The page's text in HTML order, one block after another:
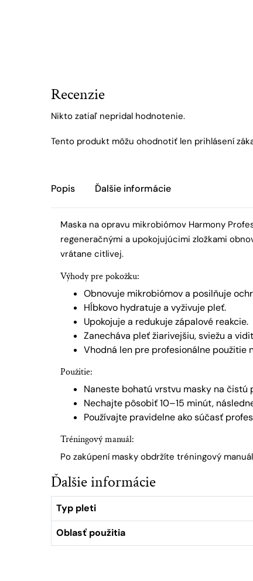
Recenzie
Nikto zatiaľ nepridal hodnotenie.
Tento produkt môžu ohodnotiť len prihlásení
Popis Ďalšie informácie
Maska na opravu mikrobiómov Harmony
regeneračnými a upokojujúcimi zložkami
vrátane citlivej.
Výhody pre pokožku:
Obnovuje mikrobiómov a posilňuje
Hĺbkovo hydratuje a vyživuje pleť.
Upokojuje a redukuje zápalové reakcie.
Zanecháva pleť žiarivejšiu, sviežu a
Vhodná len pre profesionálne použitie
Použitie:
Naneste bohatú vrstvu masky na čistú
Nechajte pôsobiť 10–15 minút,
Používajte pravidelne ako súčasť
Tréningový manuál:
Po zakúpení masky obdržíte tréningový
Ďalšie informácie
Typ pleti
Oblasť použitia